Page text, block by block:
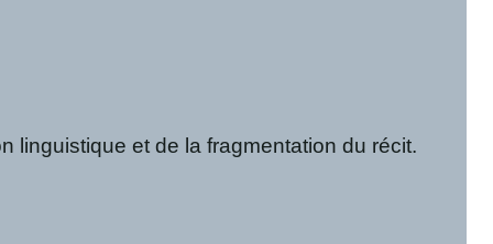
linguistique et de la fragmentation du récit.